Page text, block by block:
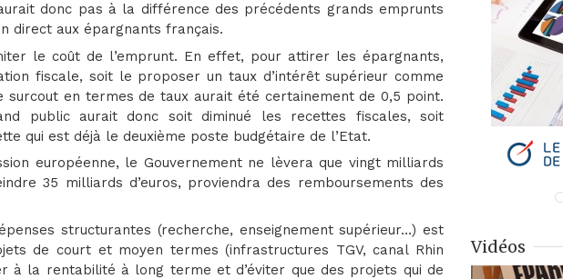
donc pas à la différence des précédents grands emprunts
direct aux épargnants français.
le coût de l’emprunt. En effet, pour attirer les épargnants,
fiscale, soit le proposer un taux d’intérêt supérieur comme
surcout en termes de taux aurait été certainement de 0,5 point.
public aurait donc soit diminué les recettes fiscales, soit
qui est déjà le deuxième poste budgétaire de l’Etat.
européenne, le Gouvernement ne lèvera que vingt milliards
35 milliards d’euros, proviendra des remboursements des
structurantes (recherche, enseignement supérieur…) est
de court et moyen termes (infrastructures TGV, canal Rhin
à la rentabilité à long terme et d’éviter que des projets qui de
Vidéos